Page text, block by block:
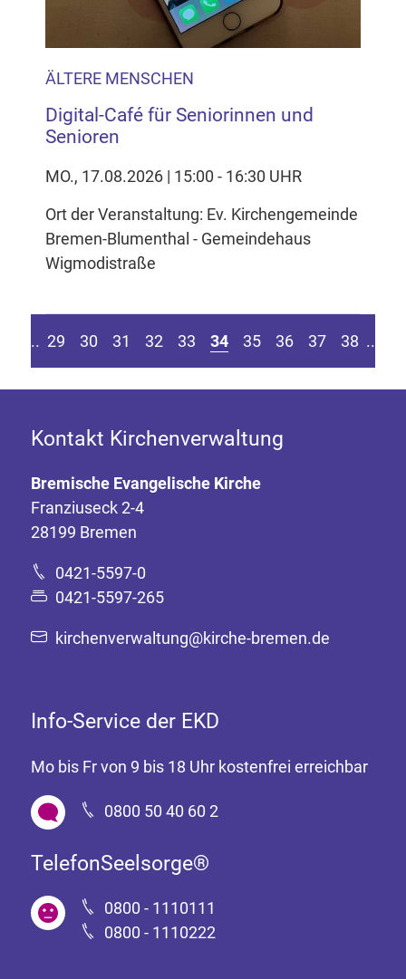
ÄLTERE MENSCHEN
Digital-Café für Seniorinnen und
Senioren
MO., 17.08.2026 | 15:00 - 16:30 UHR
Ort der Veranstaltung: Ev. Kirchengemeinde
Bremen-Blumenthal - Gemeindehaus
Wigmodistraße
springen
vorherigen Seite
.... 29 30 31 32 33 34 35 36 37 38 ....
Kontakt Kirchenverwaltung
Bremische Evangelische Kirche
Franziuseck 2-4
28199 Bremen
0421-5597-0
0421-5597-265
kirchenverwaltung@kirche-bremen.de
Info-Service der EKD
Mo bis Fr von 9 bis 18 Uhr kostenfrei erreichbar
0800 50 40 60 2
TelefonSeelsorge®
0800 - 1110111
0800 - 1110222